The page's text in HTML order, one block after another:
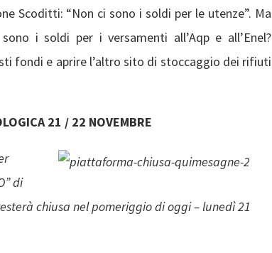
Scoditti: “Non ci sono i soldi per le utenze”. Ma
i soldi per i versamenti all’Aqp e all’Enel?
fondi e aprire l’altro sito di stoccaggio dei rifiuti
21 / 22 NOVEMBRE
di
chiusa nel pomeriggio di oggi – lunedì 21